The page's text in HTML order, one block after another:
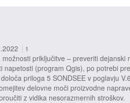
1
priključitve – preveriti
napetosti (program Qgis), po potrebi
priloga 5 SONDSEE v poglavju
delovne moči proizvodne
z vidika nesorazmernih stroškov.